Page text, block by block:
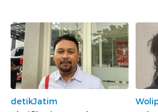
detikJatim